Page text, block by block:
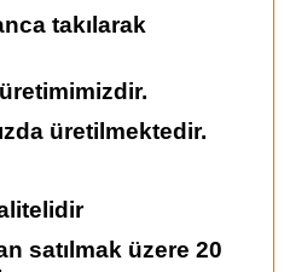
takılarak
üretilmektedir.
satılmak üzere 20